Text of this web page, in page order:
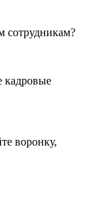
сотрудникам?
кадровые
воронку,